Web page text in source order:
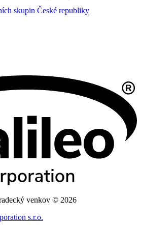
skupin České republiky
venkov © 2026
s.r.o.